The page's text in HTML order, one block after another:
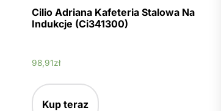
Cilio Adriana Kafeteria Stalowa Na
Indukcje (Ci341300)
98,91zł
Kup teraz